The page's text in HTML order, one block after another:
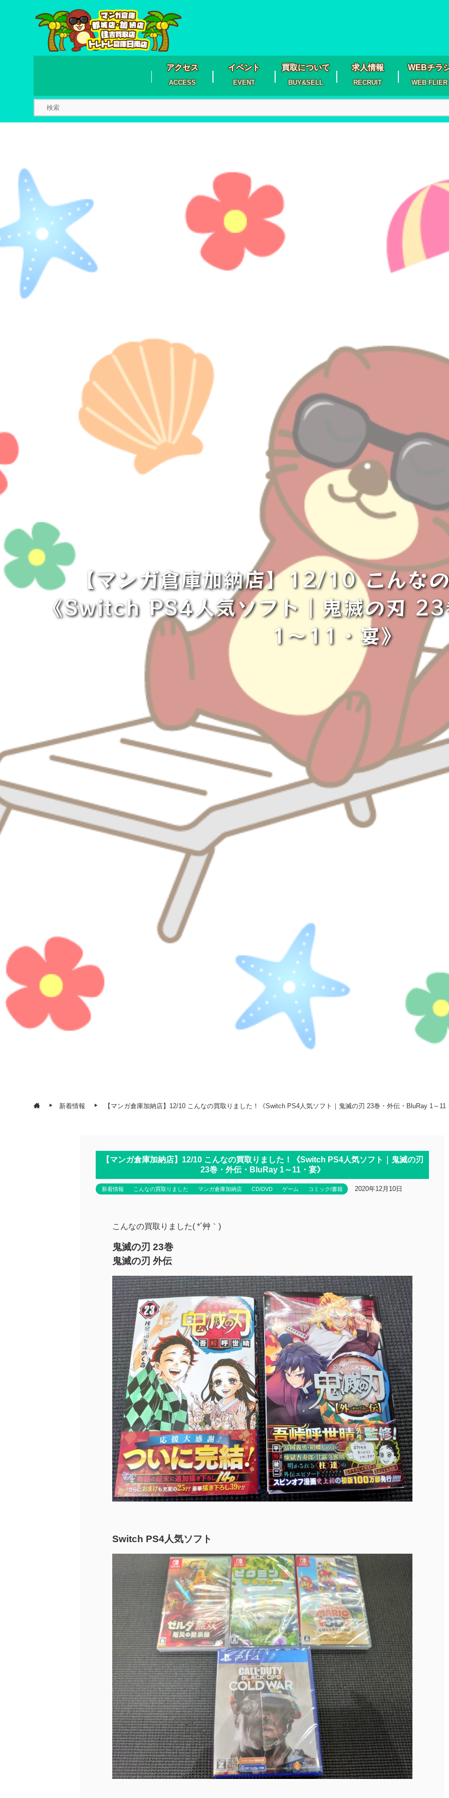
アクセス
ACCESS
イベント
EVENT
買取について
BUY&SELL
求人情報
RECRUIT
WEBチラ
WEB FLIER
【マンガ倉庫加納店】12/10 こんな
《Switch PS4人気ソフト｜鬼滅の刃
1～11・宴》
新着情報 【マンガ倉庫加納店】12/10 こんなの買取りました！《Switch PS4人気ソフト｜鬼滅の刃 23巻・外伝・BluRay 1～11
【マンガ倉庫加納店】12/10 こんなの買取りました！《Switch PS4人気ソフト｜鬼滅の刃
23巻・外伝・BluRay 1～11・宴》
新着情報 こんなの買取りました マンガ倉庫加納店 CD/DVD ゲーム コミック/書籍 2020年12月10日
こんなの買取りました( *´艸｀)
鬼滅の刃 23巻
鬼滅の刃 外伝
Switch PS4人気ソフト